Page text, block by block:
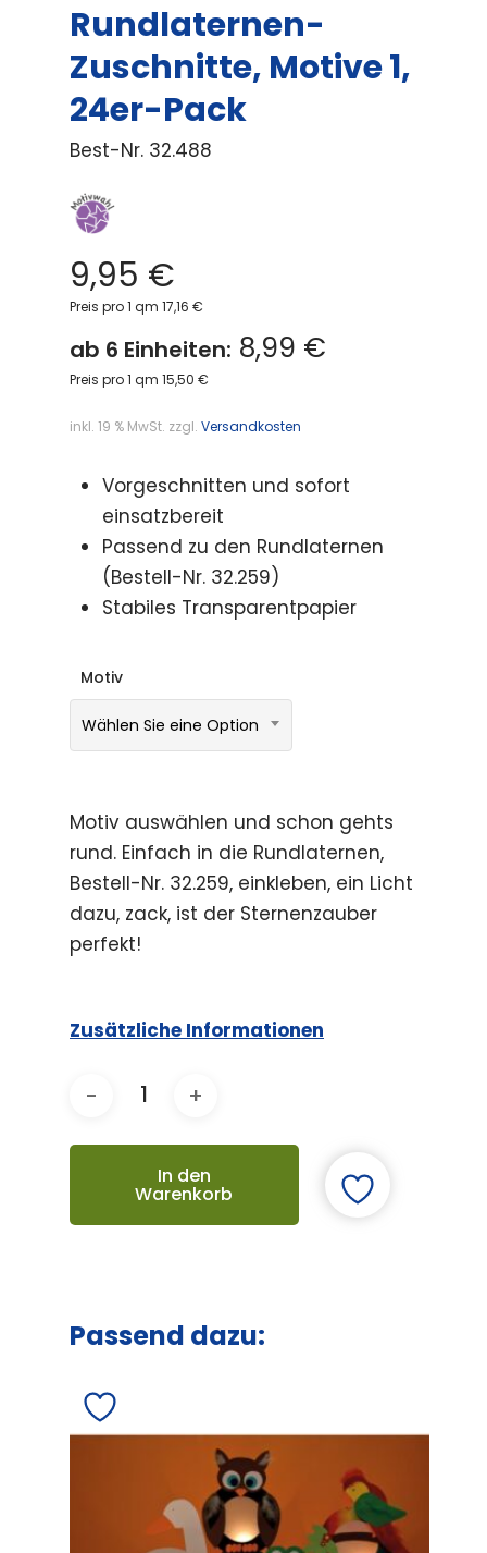
Rundlaternen-
Zuschnitte, Motive 1,
24er-Pack
Best-Nr. 32.488
9,95 €
Preis pro 1 qm 17,16 €
ab 6 Einheiten: 8,99 €
Preis pro 1 qm 15,50 €
inkl. 19 % MwSt. zzgl. Versandkosten
Vorgeschnitten und sofort
einsatzbereit
Passend zu den Rundlaternen
(Bestell-Nr. 32.259)
Stabiles Transparentpapier
Motiv
Wählen Sie eine Option
Motiv auswählen und schon gehts
rund. Einfach in die Rundlaternen,
Bestell-Nr. 32.259, einkleben, ein Licht
dazu, zack, ist der Sternenzauber
perfekt!
Zusätzliche Informationen
In den
Warenkorb
Passend dazu: